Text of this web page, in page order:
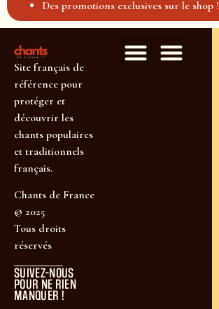
Des promotions exclusives sur le shop !
Site français de
référence pour
protéger et
découvrir les
chants populaires
et traditionnels
français.
Chants de France
© 2025
Tous droits
réservés
SUIVEZ-NOUS
POUR NE RIEN
MANQUER !